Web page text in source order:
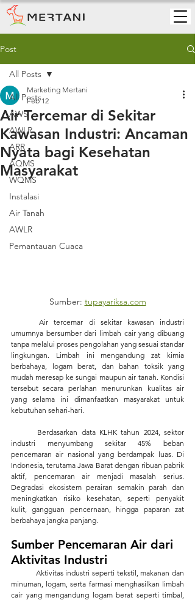
Post
All Posts
AWS
AWLR
ARR
AQMS
WQMS
Instalasi
Air Tanah
AWLR
Pemantauan Cuaca
All Posts
Air Tercemar di Sekitar
Kawasan Industri: Ancaman
Nyata bagi Kesehatan
Masyarakat
Marketing Mertani
Feb 12
Sumber: tupayariksa.com
	Air tercemar di sekitar kawasan industri
umumnya bersumber dari limbah cair yang dibuang
tanpa melalui proses pengolahan yang sesuai standar
lingkungan. Limbah ini mengandung zat kimia
berbahaya, logam berat, dan bahan toksik yang
mudah meresap ke sungai maupun air tanah. Kondisi
tersebut secara perlahan menurunkan kualitas air
yang selama ini dimanfaatkan masyarakat untuk
kebutuhan sehari-hari.
industri menyumbang sekitar 45% beban
pencemaran air nasional yang berdampak luas. Di
Indonesia, terutama Jawa Barat dengan ribuan pabrik
aktif, pencemaran air menjadi masalah serius.
Degradasi ekosistem perairan semakin parah dan
meningkatkan risiko kesehatan, seperti penyakit
kulit, gangguan pencernaan, hingga paparan zat
berbahaya jangka panjang.
Sumber Pencemaran Air dari
Aktivitas Industri
minuman, logam, serta farmasi menghasilkan limbah
cair yang mengandung logam berat seperti timbal,